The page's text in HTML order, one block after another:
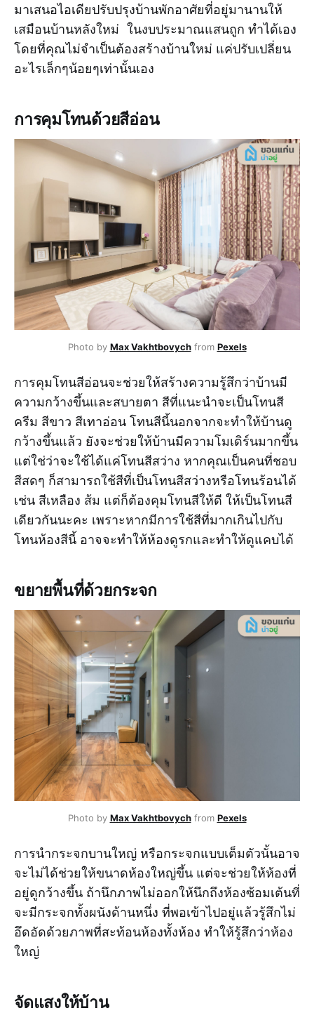
มาเสนอไอเดียปรับปรุงบ้านพักอาศัยที่อยู่มานานให้
เสมือนบ้านหลังใหม่ ในงบประมาณแสนถูก ทำได้เอง
โดยที่คุณไม่จำเป็นต้องสร้างบ้านใหม่ แค่ปรับเปลี่ยน
อะไรเล็กๆน้อยๆเท่านั้นเอง
การคุมโทนด้วยสีอ่อน
Photo by Max Vakhtbovychfrom Pexels
การคุมโทนสีอ่อนจะช่วยให้สร้างความรู้สึกว่าบ้านมี
ความกว้างขึ้นและสบายตา สีที่แนะนำจะเป็นโทนสี
ครีม สีขาว สีเทาอ่อน โทนสีนี้นอกจากจะทำให้บ้านดู
กว้างขึ้นแล้ว ยังจะช่วยให้บ้านมีความโมเดิร์นมากขึ้น
แต่ใช่ว่าจะใช้ได้แค่โทนสีสว่าง หากคุณเป็นคนที่ชอบ
สีสดๆ ก็สามารถใช้สีที่เป็นโทนสีสว่างหรือโทนร้อนได้
เช่น สีเหลือง ส้ม แต่ก็ต้องคุมโทนสีให้ดี ให้เป็นโทนสี
เดียวกันนะคะ เพราะหากมีการใช้สีที่มากเกินไปกับ
โทนห้องสีนี้ อาจจะทำให้ห้องดูรกและทำให้ดูแคบได้
ขยายพื้นที่ด้วยกระจก
Photo by Max Vakhtbovychfrom Pexels
การนำกระจกบานใหญ่ หรือกระจกแบบเต็มตัวนั้นอาจ
จะไม่ได้ช่วยให้ขนาดห้องใหญ่ขึ้น แต่จะช่วยให้ห้องที่
อยู่ดูกว้างขึ้น ถ้านึกภาพไม่ออกให้นึกถึงห้องซ้อมเต้นที่
จะมีกระจกทั้งผนังด้านหนึ่ง ที่พอเข้าไปอยู่แล้วรู้สึกไม่
อึดอัดด้วยภาพที่สะท้อนห้องทั้งห้อง ทำให้รู้สึกว่าห้อง
ใหญ่
จัดแสงให้บ้าน